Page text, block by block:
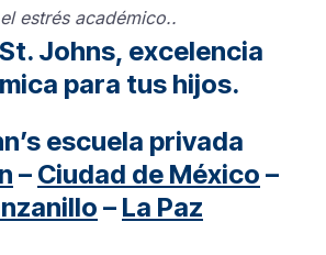
estrés académico..
Johns, excelencia
para tus hijos.
escuela privada
– Ciudad de México –
– La Paz